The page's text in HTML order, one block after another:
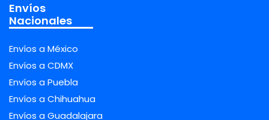
Envíos
Nacionales
Envíos a México
Envíos a CDMX
Envíos a Puebla
Envíos a Chihuahua
Envíos a Guadalajara